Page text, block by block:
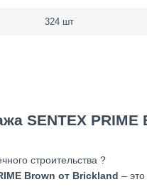
324 шт
SENTEX PRIME
строительства ?
Brown от Brickland –